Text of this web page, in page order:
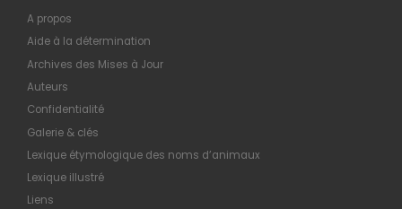
A propos
Aide à la détermination
Archives des Mises à Jour
Auteurs
Confidentialité
Galerie & clés
Lexique étymologique des noms d’animaux
Lexique illustré
Liens